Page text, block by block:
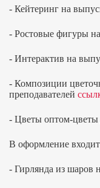
- Кейтеринг на
- Ростовые фигуры
- Интерактив на
- Композиции
преподавателей
- Цветы оптом-
В оформление
- Гирлянда из шаров